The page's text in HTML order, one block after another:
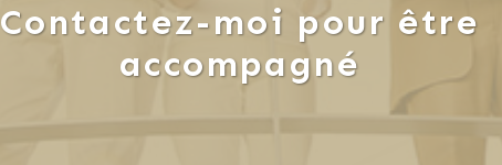
Contactez-moi pour être
accompagné